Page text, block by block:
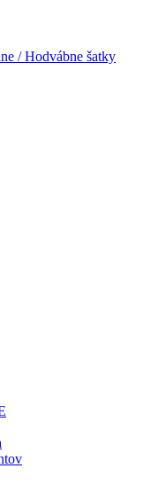
/ Hodvábne šatky